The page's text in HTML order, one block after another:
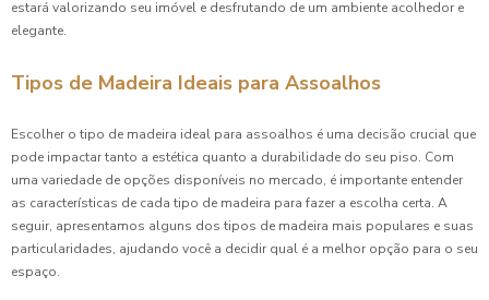
estará valorizando seu imóvel e desfrutando de um ambiente acolhedor e
elegante.
Tipos de Madeira Ideais para Assoalhos
Escolher o tipo de madeira ideal para assoalhos é uma decisão crucial que
pode impactar tanto a estética quanto a durabilidade do seu piso. Com
uma variedade de opções disponíveis no mercado, é importante entender
as características de cada tipo de madeira para fazer a escolha certa. A
seguir, apresentamos alguns dos tipos de madeira mais populares e suas
particularidades, ajudando você a decidir qual é a melhor opção para o seu
espaço.